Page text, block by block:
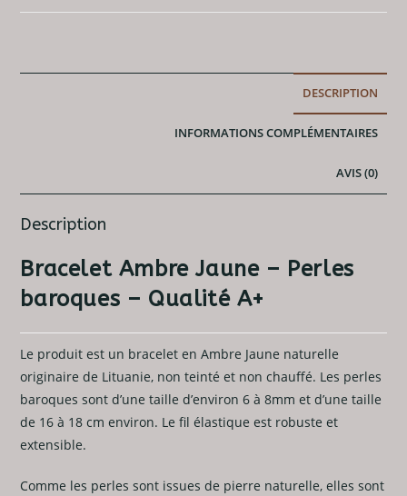
Bracelet
-
DESCRIPTION
INFORMATIONS COMPLÉMENTAIRES
AVIS (0)
Description
Bracelet Ambre Jaune – Perles
baroques – Qualité A+
Le produit est un bracelet en Ambre Jaune naturelle
originaire de Lituanie, non teinté et non chauffé. Les perles
baroques sont d’une taille d’environ 6 à 8mm et d’une taille
de 16 à 18 cm environ. Le fil élastique est robuste et
extensible.
Comme les perles sont issues de pierre naturelle, elles sont